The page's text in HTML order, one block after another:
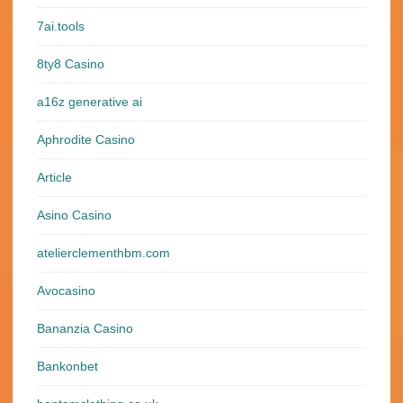
7ai.tools
8ty8 Casino
a16z generative ai
Aphrodite Casino
Article
Asino Casino
atelierclementhbm.com
Avocasino
Bananzia Casino
Bankonbet